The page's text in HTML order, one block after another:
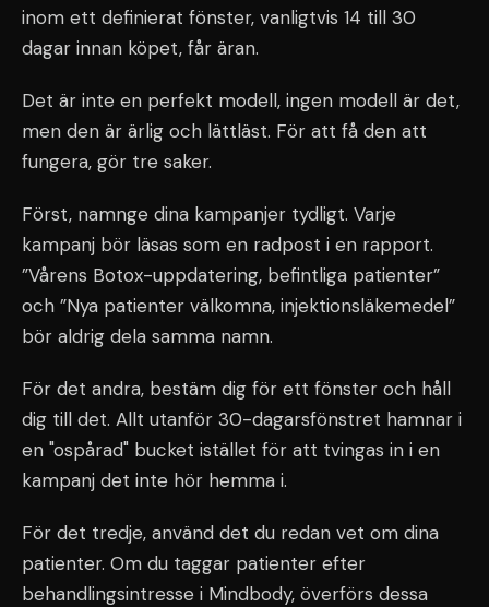
inom ett definierat fönster, vanligtvis 14 till 30
dagar innan köpet, får äran.
Det är inte en perfekt modell, ingen modell är det,
men den är ärlig och lättläst. För att få den att
fungera, gör tre saker.
Först, namnge dina kampanjer tydligt. Varje
kampanj bör läsas som en radpost i en rapport.
”Vårens Botox-uppdatering, befintliga patienter”
och ”Nya patienter välkomna, injektionsläkemedel”
bör aldrig dela samma namn.
För det andra, bestäm dig för ett fönster och håll
dig till det. Allt utanför 30-dagarsfönstret hamnar i
en "ospårad" bucket istället för att tvingas in i en
kampanj det inte hör hemma i.
För det tredje, använd det du redan vet om dina
patienter. Om du taggar patienter efter
behandlingsintresse i Mindbody, överförs dessa